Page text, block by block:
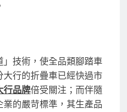
」技術，使全品類腳踏車
行的折疊車已經快過市
行品牌倍受關注；而伴隨
的嚴苛標準，其生產品